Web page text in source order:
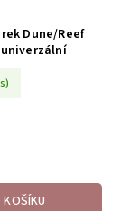
Dune/Reef
KOŠÍKU